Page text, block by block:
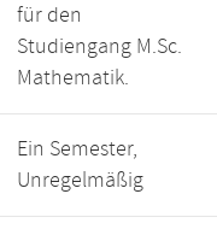
für den
Studiengang M.Sc.
Mathematik.
Ein Semester,
Unregelmäßig